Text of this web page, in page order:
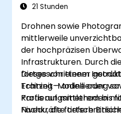
21 Stunden
Drohnen sowie
mittlerweile
der hochpräzisen
Infrastrukturen. Durch
fortgeschrittener
Echtzeit-Modellierung
Kartierungsmethoden
Fachkräfte tiefere
Dieses von einem
Training – online oder
Profis auf mittlerem bis
Niveau, die